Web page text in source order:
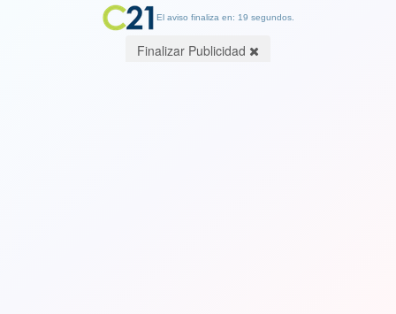
El aviso finaliza en: 19 segundos.
Finalizar Publicidad